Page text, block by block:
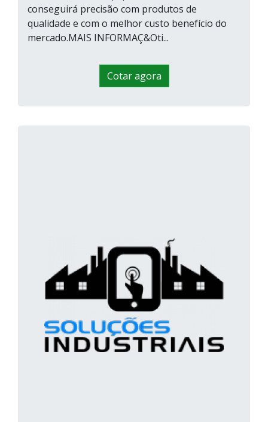
conseguirá precisão com produtos de
qualidade e com o melhor custo benefício do
mercado.MAIS INFORMAÇ&Oti...
Cotar agora